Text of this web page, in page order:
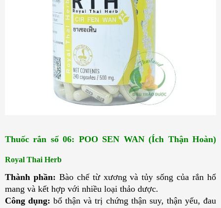
Royal Thai Herb
Thành phần: Bào chế từ xương và tủy sống của rắn hổ
mang và kết hợp với nhiều loại thảo dược.
Công dụng: bổ thận và trị chứng thận suy, thận yếu, đau